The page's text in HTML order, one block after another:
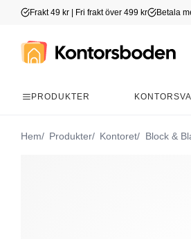
Frakt 49 kr | Fri frakt över 499 kr Betala
PRODUKTER
Hem Produkter Kontoret Block &